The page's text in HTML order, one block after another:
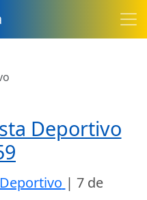
Deportivo
| 7 de